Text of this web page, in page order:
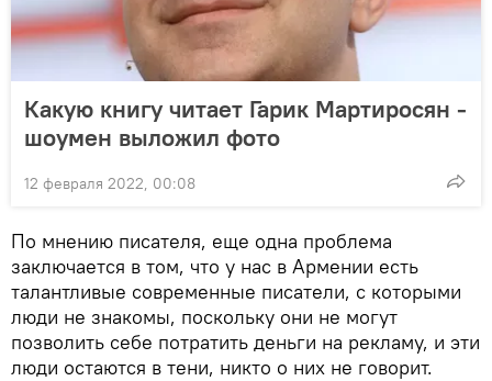
Какую книгу читает Гарик Мартиросян -
шоумен выложил фото
12 февраля 2022, 00:08
По мнению писателя, еще одна проблема
заключается в том, что у нас в Армении есть
талантливые современные писатели, с которыми
люди не знакомы, поскольку они не могут
позволить себе потратить деньги на рекламу, и эти
люди остаются в тени, никто о них не говорит.